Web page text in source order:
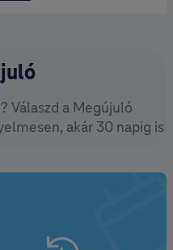
Válaszd a Megújuló
akár 30 napig is